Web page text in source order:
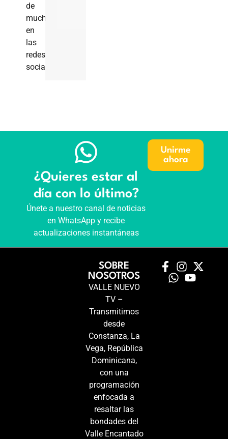
de
muchos
en
las
redes
sociales.
¿Quieres estar al
día con lo último?
Únete a nuestro canal de noticias
en WhatsApp y recibe
actualizaciones instantáneas
Unirme
ahora
SOBRE
NOSOTROS
VALLE NUEVO
TV –
Transmitimos
desde
Constanza, La
Vega, República
Dominicana,
con una
programación
enfocada a
resaltar las
bondades del
Valle Encantado